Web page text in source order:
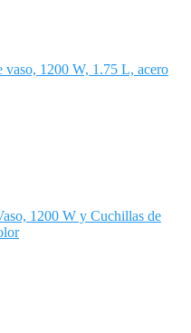
1200 W, 1.75 L, acero
1200 W y Cuchillas de